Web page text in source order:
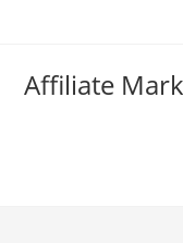
Affiliate